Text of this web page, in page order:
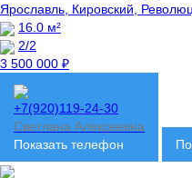
Ярославль, Кировский,
16.0 м²
2/2
3 500 000 ₽
+7(920)119-24-30
Светлана Алексеевна
Показать телефон